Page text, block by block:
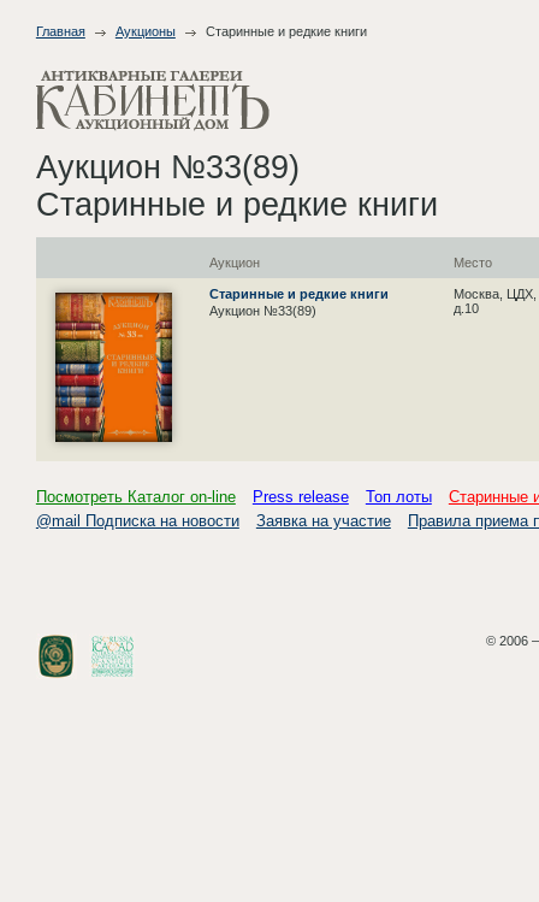
Главная Аукционы Старинные и редкие книги
Аукцион №33(89)
Старинные и редкие книги
Аукцион Место
Старинные и редкие книги
Аукцион №33(89)
Москва, ЦДХ,
д.10
Посмотреть Каталог on-line Press release Топ лоты
Старинные
@mail Подписка на новости
Заявка на участие Правила приема
© 2006